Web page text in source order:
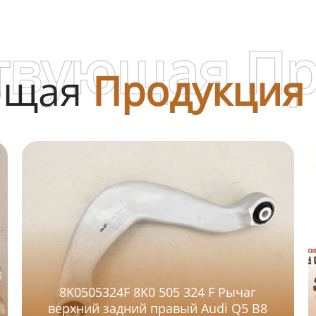
Продукция
8K0505324F 8K0 505 324 F Рычаг
верхний задний правый Audi Q5 B8